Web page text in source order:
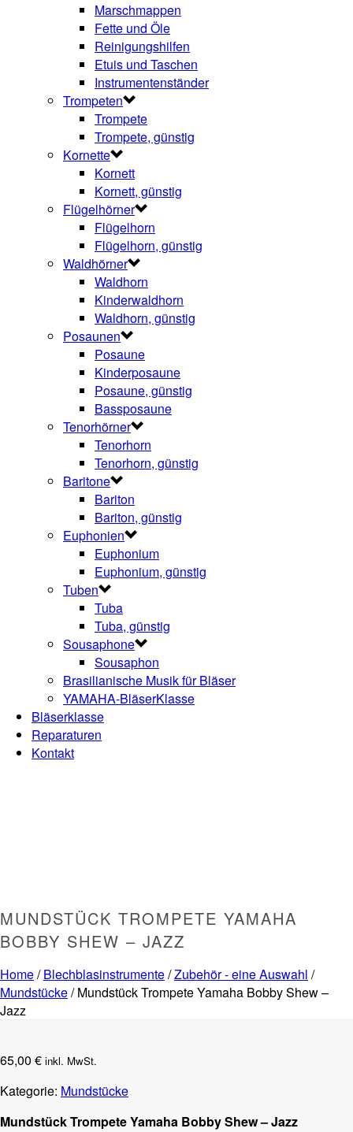
Marschmappen
Fette und Öle
Reinigungshilfen
Etuis und Taschen
Instrumentenständer
Trompeten
Trompete
Trompete, günstig
Kornette
Kornett
Kornett, günstig
Flügelhörner
Flügelhorn
Flügelhorn, günstig
Waldhörner
Waldhorn
Kinderwaldhorn
Waldhorn, günstig
Posaunen
Posaune
Kinderposaune
Posaune, günstig
Bassposaune
Tenorhörner
Tenorhorn
Tenorhorn, günstig
Baritone
Bariton
Bariton, günstig
Euphonien
Euphonium
Euphonium, günstig
Tuben
Tuba
Tuba, günstig
Sousaphone
Sousaphon
Brasilianische Musik für Bläser
YAMAHA-BläserKlasse
Bläserklasse
Reparaturen
Kontakt
MUNDSTÜCK TROMPETE YAMAHA
BOBBY SHEW – JAZZ
Home/Blechblasinstrumente/Zubehör - eine Auswahl /
Mundstücke/ Mundstück Trompete Yamaha Bobby Shew –
Jazz
65,00 € inkl. MwSt.
Kategorie: Mundstücke
Mundstück Trompete Yamaha Bobby Shew – Jazz